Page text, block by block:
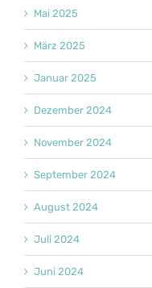
Mai 2025
März 2025
Januar 2025
Dezember 2024
November 2024
September 2024
August 2024
Juli 2024
Juni 2024